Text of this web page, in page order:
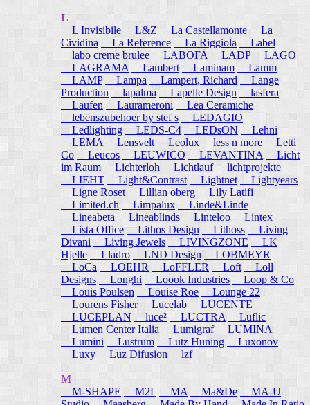
L
L Invisibile
L&Z La Castellamonte
La
Cividina
La Reference La Riggiola
Label
labo creme brulee
LABOFA LADP
LAGO
LAGRAMA
Lambert Laminam
Lamm
LAMP
Lampa Lampert, Richard
Lange
Production
lapalma Lapelle Design
lasfera
Laufen
Laurameroni
Lea Ceramiche
lebenszubehoer by stef s
LEDAGIO
Ledlighting
LEDS-C4 LEDsON
Lehni
LEMA
Lensvelt Leolux less n more
Letti
Co
Leucos LEUWICO LEVANTINA
Licht
im Raum
Lichterloh Lichtlauf lichtprojekte
LIEHT
Light&Contrast Lightnet
Lightyears
Ligne Roset
Lillian oberg
Lily Latifi
Limited.ch
Limpalux
Linde&Linde
Lineabeta
Lineablinds Linteloo
Lintex
Lista Office Lithos Design Lithoss
Living
Divani
Living Jewels LIVINGZONE
LK
Hjelle
Lladro LND Design
LOBMEYR
LoCa
LOEHR LoFFLER Loft
Loll
Designs
Longhi Loook Industries
Loop & Co
Louis Poulsen
Louise Roe
Lounge 22
Lourens Fisher
Lucelab
LUCENTE
LUCEPLAN
luce² LUCTRA
Luflic
Lumen Center Italia
Lumigraf
LUMINA
Lumini
Lustrum Lutz Huning
Luxonov
Luxy
Luz Difusion lzf
M
M-SHAPE
M2L MA Ma&De
MA-U